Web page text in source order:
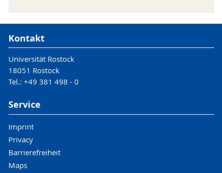
Kontakt
Universität Rostock
18051 Rostock
Tel.: +49 381 498 - 0
Service
Imprint
Privacy
Barrierefreiheit
Maps